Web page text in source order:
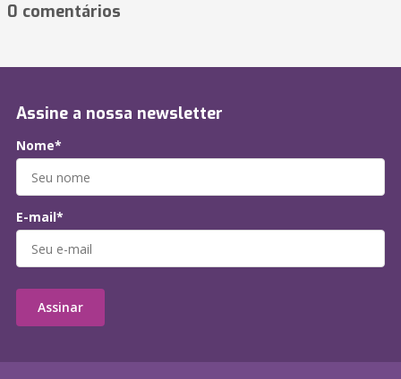
0 comentários
Assine a nossa newsletter
Nome*
E-mail*
Assinar